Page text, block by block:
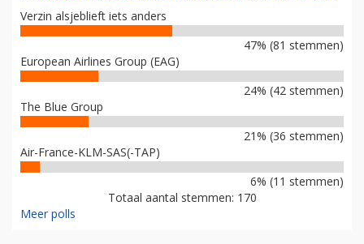
Verzin alsjeblieft iets anders
47% (81 stemmen)
European Airlines Group (EAG)
24% (42 stemmen)
The Blue Group
21% (36 stemmen)
Air-France-KLM-SAS(-TAP)
6% (11 stemmen)
Totaal aantal stemmen: 170
Meer polls